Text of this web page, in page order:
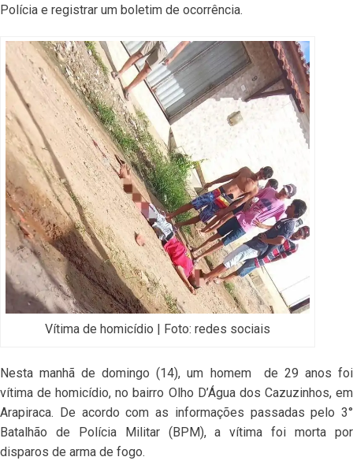
Polícia e registrar um boletim de ocorrência.
Vítima de homicídio | Foto: redes sociais
Nesta manhã de domingo (14), um homem de 29 anos foi
vítima de homicídio, no bairro Olho D’Água dos Cazuzinhos, em
Arapiraca. De acordo com as informações passadas pelo 3°
Batalhão de Polícia Militar (BPM), a vítima foi morta por
disparos de arma de fogo.